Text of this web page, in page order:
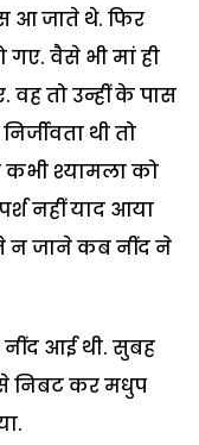
आ जाते थे. फिर
गए. वैसे भी मां ही
वह तो उन्हीं के पास
थी तो
कभी श्यामला को
नहीं याद आया
न जाने कब नींद ने
आई थी. सुबह
से निबट कर मधुप